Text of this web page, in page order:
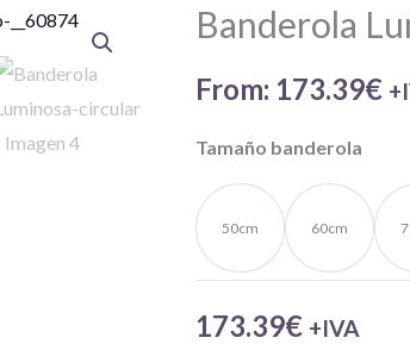
Banderola
From: 173.39€
Tamaño banderola
50cm 60cm
173.39€ +IVA
Banderola
circular